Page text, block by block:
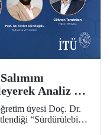
Analiz ve
Projeye
üyesi Doç. Dr.
“Sürdürülebilir